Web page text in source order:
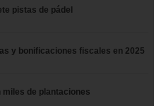
pistas de pádel
y bonificaciones fiscales en 2025
miles de plantaciones